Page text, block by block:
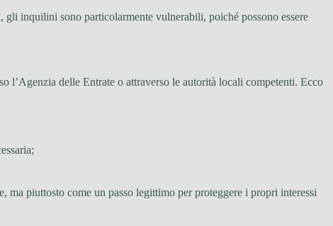
inquilini sono particolarmente vulnerabili, poiché possono essere
l’Agenzia delle Entrate o attraverso le autorità locali competenti. Ecco
ma piuttosto come un passo legittimo per proteggere i propri interessi